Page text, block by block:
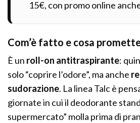
15€, con promo online
Com’è fatto e cosa
È un roll-on antitraspirante:
solo “coprire l’odore”, ma anche
sudorazione. La linea Talc è
giornate in cui il deodorante
supermercato” molla prima di